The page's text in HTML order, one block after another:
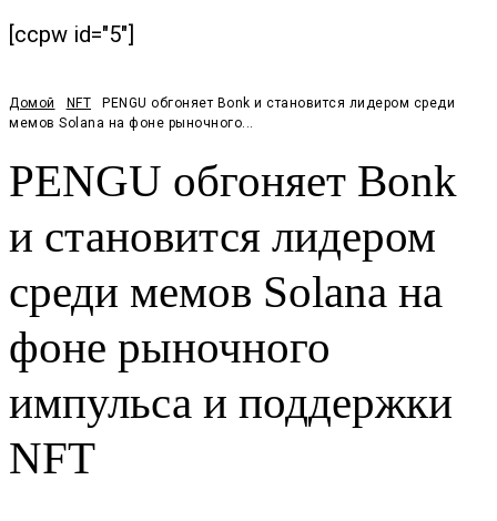
[ccpw id="5"]
Домой NFT
PENGU обгоняет Bonk и становится лидером среди
мемов Solana на фоне рыночного...
PENGU обгоняет Bonk
и становится лидером
среди мемов Solana на
фоне рыночного
импульса и поддержки
NFT